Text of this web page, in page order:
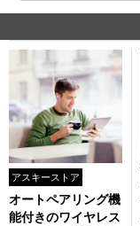
アスキーストア
オートペアリング機
能付きのワイヤレス